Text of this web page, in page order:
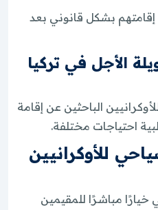
بشكل قانوني بعد
الأجل في تركيا
الباحثين عن إقامة
احتياجات مختلفة.
للأوكرانيين
خيارًا مباشرًا للمقيمين